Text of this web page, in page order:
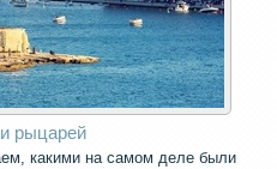
рыцарей
какими на самом деле были